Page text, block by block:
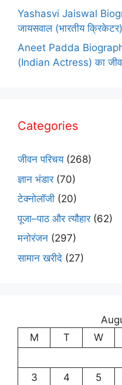
Yashasvi Jaiswal
जायसवाल (भारतीय
Aneet Padda
(Indian Actress) का
Categories
जीवन परिचय(268)
ज्ञान भंडार(70)
टेक्नोलॉजी (20)
पूजा–पाठ और त्यौहार(62)
मनोरंजन (297)
सामान खरीदे (27)
M
T W
3
4 5